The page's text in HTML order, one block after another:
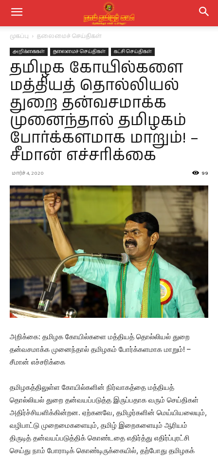
முகப்பு தலைமைச் செய்திகள்
அறிக்கைகள் தலைமைச் செய்திகள் கட்சி செய்திகள்
தமிழக கோயில்களை
மத்தியத் தொல்லியல்
துறை தன்வசமாக்க
முனைந்தால் தமிழகம்
போர்க்களமாக மாறும்! –
சீமான் எச்சரிக்கை
மார்ச் 4, 2020 99
அறிக்கை: தமிழக கோயில்களை மத்தியத் தொல்லியல் துறை
தன்வசமாக்க முனைந்தால் தமிழகம் போர்க்களமாக மாறும்! –
சீமான் எச்சரிக்கை
தமிழகத்திலுள்ள கோயில்களின் நிர்வாகத்தை மத்தியத்
தொல்லியல் துறை தன்வயப்படுத்த இருப்பதாக வரும் செய்திகள்
அதிர்ச்சியளிக்கின்றன. ஏற்கனவே, தமிழர்களின் மெய்யியலையும்,
வழிபாட்டு முறைமைகளையும், தமிழ் இறைகளையும் ஆரியம்
திருடித் தன்வயப்படுத்திக் கொண்டதை எதிர்த்து எதிர்ப்புரட்சி
செய்து நாம் போராடிக் கொண்டிருக்கையில், தற்போது தமிழகக்